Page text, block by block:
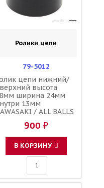
Ролики цепи
79-5012
цепи нижний/
высота
ширина 24мм
13мм
/ ALL BALLS
900 ₽
В КОРЗИНУ